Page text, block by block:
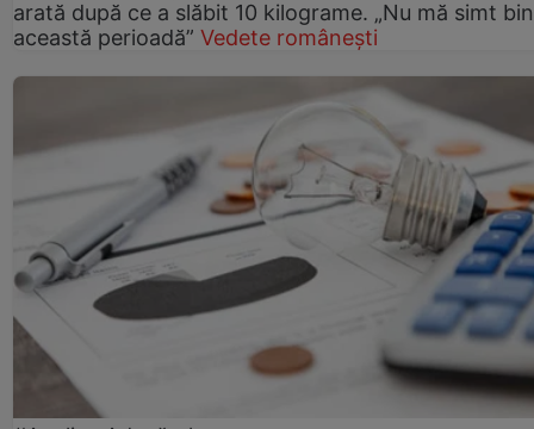
arată după ce a slăbit 10 kilograme. „Nu mă simt
această perioadă” Vedete românești